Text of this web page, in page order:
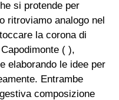
si protende per
ritroviamo analogo nel
la corona di
( ),
elaborando le idee per
Entrambe
composizione